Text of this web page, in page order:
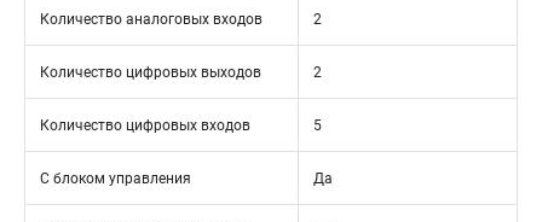
Количество аналоговых входов 2
Количество цифровых выходов 2
Количество цифровых входов 5
С блоком управления Да